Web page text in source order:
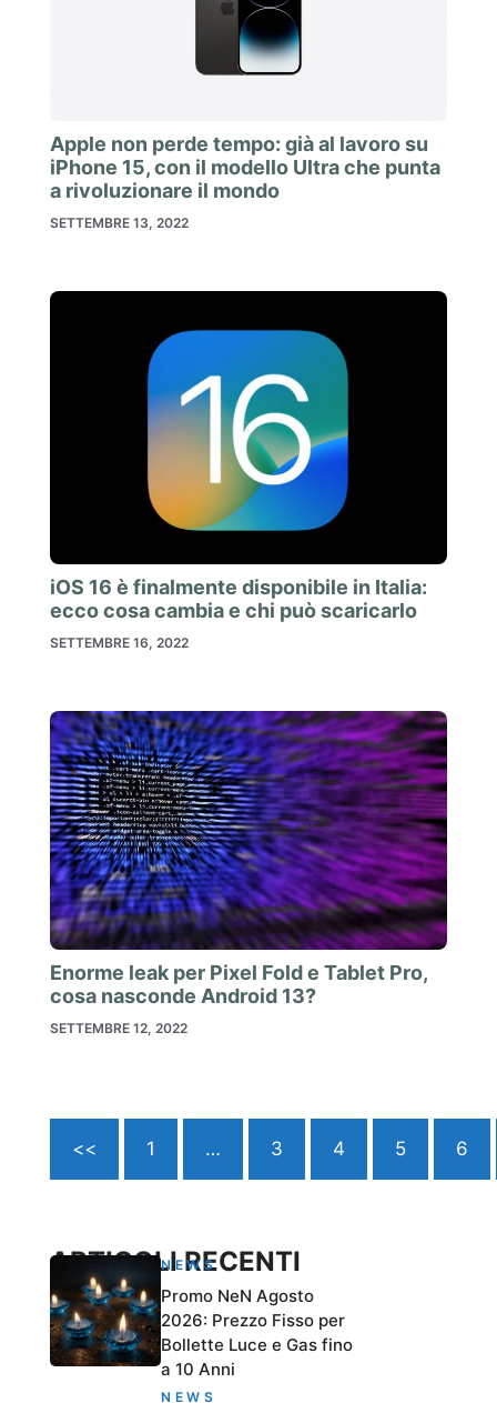
Apple non perde tempo: già al lavoro su
iPhone 15, con il modello Ultra che punta
a rivoluzionare il mondo
SETTEMBRE 13, 2022
iOS 16 è finalmente disponibile in Italia:
ecco cosa cambia e chi può scaricarlo
SETTEMBRE 16, 2022
Enorme leak per Pixel Fold e Tablet Pro,
cosa nasconde Android 13?
SETTEMBRE 12, 2022
<< 1 … 3 4 5 6
ARTICOLI RECENTI
NEWS
Promo NeN Agosto
2026: Prezzo Fisso per
Bollette Luce e Gas fino
a 10 Anni
NEWS